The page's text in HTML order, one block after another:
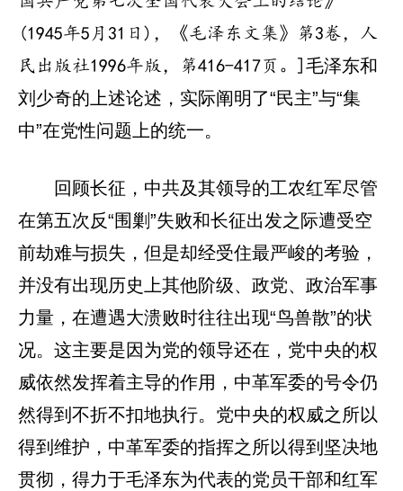
(1945年5月31日)，《毛泽东文集》第3卷，人
民出版社1996年版，第416-417页。] 毛泽东和
刘少奇的上述论述，实际阐明了“民主”与“集
中”在党性问题上的统一。
回顾长征，中共及其领导的工农红军尽管
在第五次反“围剿”失败和长征出发之际遭受空
前劫难与损失，但是却经受住最严峻的考验，
并没有出现历史上其他阶级、政党、政治军事
力量，在遭遇大溃败时往往出现“鸟兽散”的状
况。这主要是因为党的领导还在，党中央的权
威依然发挥着主导的作用，中革军委的号令仍
然得到不折不扣地执行。党中央的权威之所以
得到维护，中革军委的指挥之所以得到坚决地
贯彻，得力于毛泽东为代表的党员干部和红军